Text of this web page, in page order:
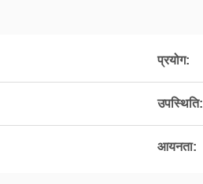
प्रयोग:
उपस्थिति:
आयनता: